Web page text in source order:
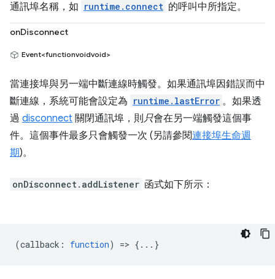
通訊埠名稱，如 runtime.connect 的呼叫中所指定。
onDisconnect
Event<functionvoidvoid>
當連接埠與另一端中斷連線時觸發。如果通訊埠因錯誤而中
斷連線，系統可能會設定為 runtime.lastError 。如果透
過 disconnect 關閉通訊埠，則只會在另一端觸發這個事
件。這個事件最多只會觸發一次 (另請參閱連接埠生命週
期)。
onDisconnect.addListener 函式如下所示：
(callback : function) => {...}